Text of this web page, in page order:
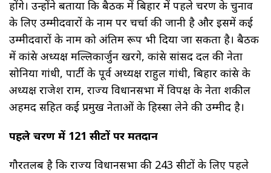
होंगे। उन्होंने बताया कि बैठक में बिहार में पहले चरण के चुनाव
के लिए उम्मीदवारों के नाम पर चर्चा की जानी है और इसमें कई
उम्मीदवारों के नाम को अंतिम रूप भी दिया जा सकता है। बैठक
में कांग्रेस अध्यक्ष मल्लिकार्जुन खरगे, कांग्रेस सांसद दल की नेता
सोनिया गांधी, पार्टी के पूर्व अध्यक्ष राहुल गांधी, बिहार कांग्रेस के
अध्यक्ष राजेश राम, राज्य विधानसभा में विपक्ष के नेता शकील
अहमद सहित कई प्रमुख नेताओं के हिस्सा लेने की उम्मीद है।
पहले चरण में 121 सीटों पर मतदान
गौरतलब है कि राज्य विधानसभा की 243 सीटों के लिए पहले